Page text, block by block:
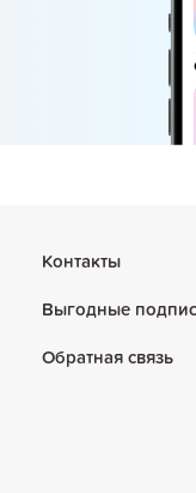
Контакты
Выгодные
Обратная связь